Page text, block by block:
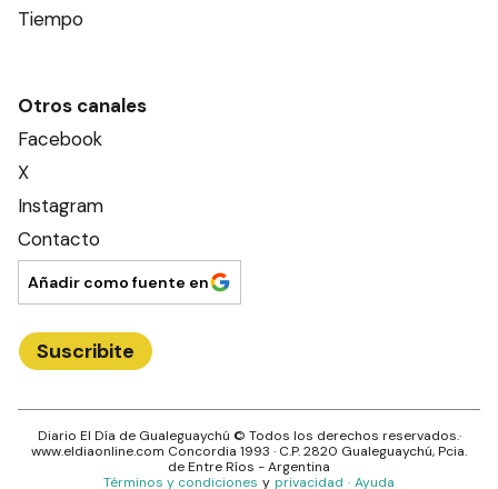
Tiempo
Otros canales
Facebook
X
Instagram
Contacto
Añadir como fuente en
Suscribite
Diario El Día de Gualeguaychú © Todos los derechos reservados.·
www.eldiaonline.com Concordia 1993 · C.P.2820 Gualeguaychú, Pcia.
deEntre Ríos - Argentina
Términos y condiciones y privacidad · Ayuda